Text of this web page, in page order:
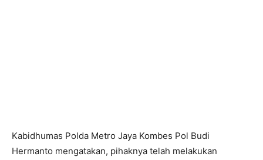
Kabidhumas Polda Metro Jaya Kombes Pol Budi
Hermanto mengatakan, pihaknya telah melakukan